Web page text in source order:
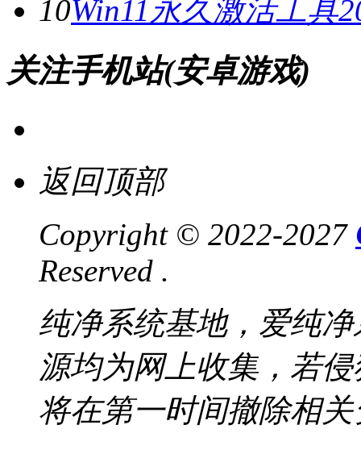
10Win11永久激活工具
关注手机站(安卓游戏)
返回顶部
Copyright © 2022-2027
Reserved .
纯净系统基地，爱纯
源均为网上收集，若
将在第一时间撤除相